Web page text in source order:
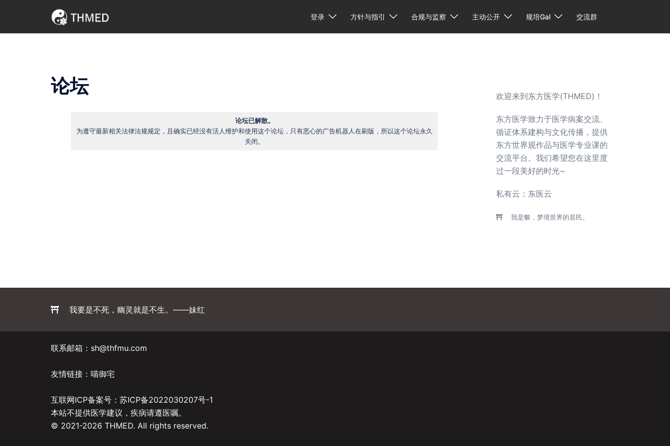
content
登录 方针与指引 合规与监察 主动公开 规培Gal 交流群
论坛
论坛已解散。
为遵守最新相关法律法规规定，且确实已经没有活人维护和使用这个论坛，只有恶心的广告机器人在刷版，所以这个论坛永久
关闭。
欢迎来到东方医学(THMED)！
东方医学致力于医学病案交流、
循证体系建构与文化传播，提供
东方世界观作品与医学专业课的
交流平台。我们希望您在这里度
过一段美好的时光~
私有云： 东医云
我是貘，梦境世界的居民。
我要是不死，幽灵就是不生。——妹红
联系邮箱：sh@thfmu.com
友情链接： 喵御宅
互联网ICP备案号： 苏ICP备2022030207号-1
本站不提供医学建议，疾病请遵医嘱。
© 2021-2026 THMED. All rights reserved.